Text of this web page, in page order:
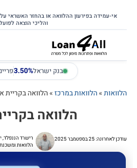
לתוכן
דלג לתוכן הראשי
אי-עמידה בפירעון ההלוואה או בהחזר האשראי
והליכי הוצאה
בנק ישראל3.50%
הלוואות»הלוואות במרכז»הלוואה בקריית
הלוואה
עודכן לאחרונה: 25 בספטמבר 2025
רישרד הננפלד,
הלוואות